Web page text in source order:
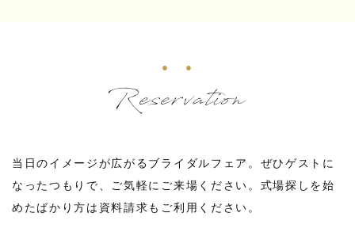
Reservation
当日のイメージが広がるブライダルフェア。ぜひゲストに
なったつもりで、 ご気軽にご来場ください。式場探しを始
めたばかり方は資料請求もご利用ください。